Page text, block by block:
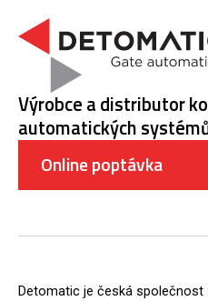
Výrobce a distributor
automatických
Online poptávka
Detomatic je česká společnost